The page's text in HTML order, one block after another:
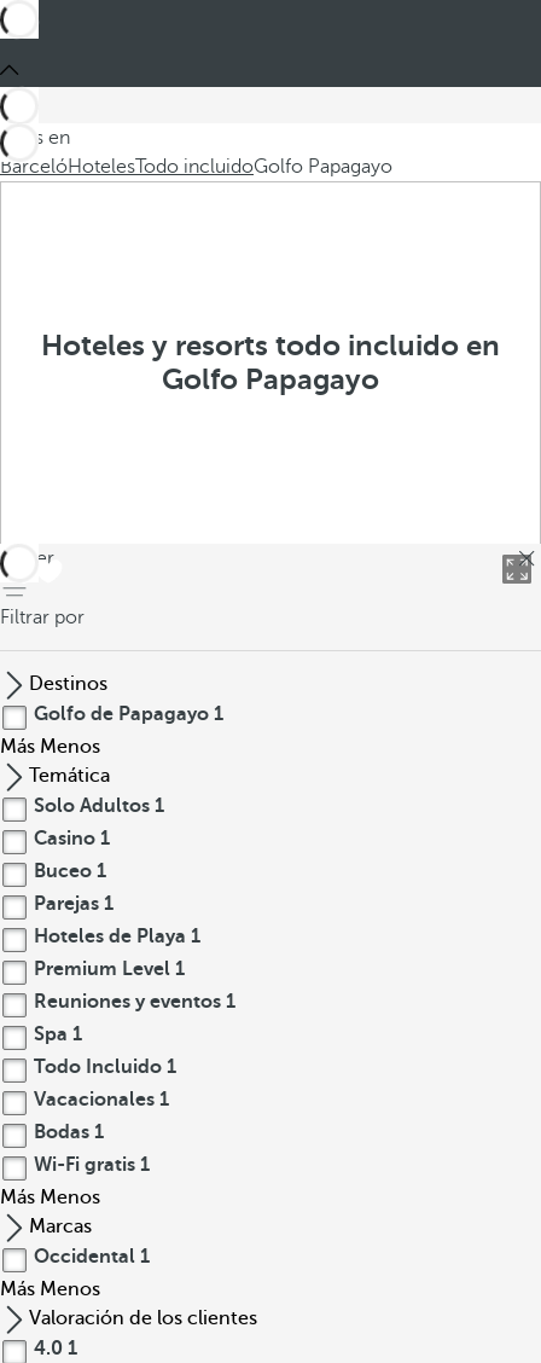
Estás en
BarcelóHotelesTodo incluidoGolfo Papagayo
Hoteles y resorts todo incluido en
Golfo Papagayo
volver
Filtrar por
Destinos
Golfo de Papagayo 1
Más Menos
Temática
Solo Adultos 1
Casino 1
Buceo 1
Parejas 1
Hoteles de Playa 1
Premium Level 1
Reuniones y eventos 1
Spa 1
Todo Incluido 1
Vacacionales 1
Bodas 1
Wi-Fi gratis 1
Más Menos
Marcas
Occidental 1
Más Menos
Valoración de los clientes
4.0 1